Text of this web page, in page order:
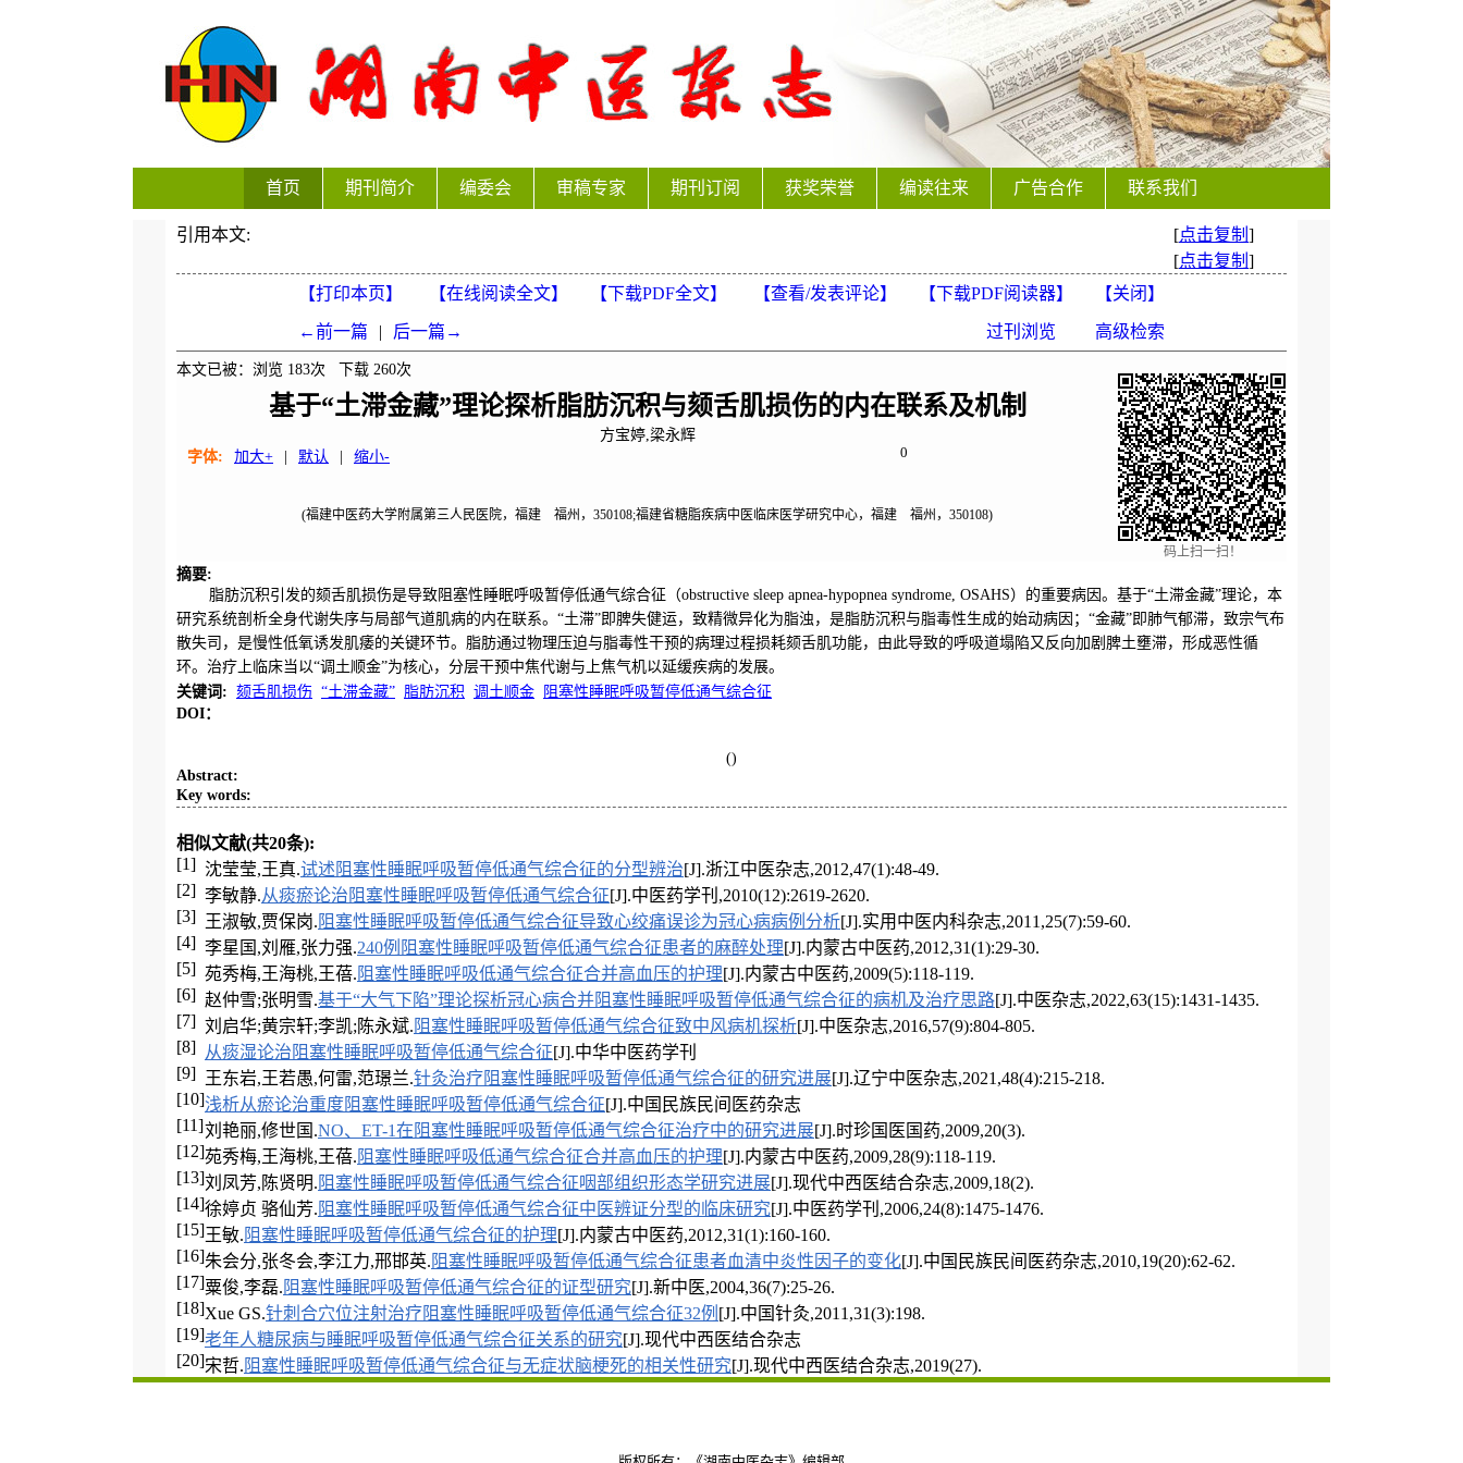
首页 期刊简介 编委会 审稿专家 期刊订阅 获奖荣誉 编读往来 广告合作 联系我们
引用本文: [点击复制 ]
[点击复制 ]
【打印本页】
【在线阅读全文】 【下载PDF全文】 【查看/发表评论】 【下载PDF阅读器】 【关闭 】
←前一篇 | 后一篇→ 过刊浏览 高级检索
本文已被：浏览 183次 下载 260次
码上扫一扫！
基于“土滞金藏”理论探析脂肪沉积与颏舌肌损伤的内在联系及机制
方宝婷,梁永辉
0
字体: 加大+ 默认 缩小-
(福建中医药大学附属第三人民医院，福建 福州，350108;福建省糖脂疾病中医临床医学研究中心，福建 福州，350108)
摘要:
脂肪沉积引发的颏舌肌损伤是导致阻塞性睡眠呼吸暂停低通气综合征（obstructive sleep apnea-hypopnea syndrome, OSAHS）的重要病因。基于“土滞金藏”理论，本
研究系统剖析全身代谢失序与局部气道肌病的内在联系。“土滞”即脾失健运，致精微异化为脂浊，是脂肪沉积与脂毒性生成的始动病因；“金藏”即肺气郁滞，致宗气布
散失司，是慢性低氧诱发肌痿的关键环节。脂肪通过物理压迫与脂毒性干预的病理过程损耗颏舌肌功能，由此导致的呼吸道塌陷又反向加剧脾土壅滞，形成恶性循
环。治疗上临床当以“调土顺金”为核心，分层干预中焦代谢与上焦气机以延缓疾病的发展。
关键词 : 颏舌肌损伤 “土滞金藏” 脂肪沉积 调土顺金
阻塞性睡眠呼吸暂停低通气综合征
DOI：
()
Abstract:
Key words:
相似文献(共20条):
[1] 沈莹莹,王真.试述阻塞性睡眠呼吸暂停低通气综合征的分型辨治[J].浙江中医杂志,2012,47(1):48-49.
[2] 李敏静.从痰瘀论治阻塞性睡眠呼吸暂停低通气综合征[J].中医药学刊,2010(12):2619-2620.
[3] 王淑敏,贾保岗. 阻塞性睡眠呼吸暂停低通气综合征导致心绞痛误诊为冠心病病例分析[J].实用中医内科杂志,2011,25(7):59-60.
[4] 李星国,刘雁,张力强.240例阻塞性睡眠呼吸暂停低通气综合征患者的麻醉处理[J].内蒙古中医药,2012,31(1):29-30.
[5] 苑秀梅,王海桃,王蓓. 阻塞性睡眠呼吸低通气综合征合并高血压的护理[J].内蒙古中医药,2009(5):118-119.
[6] 赵仲雪;张明雪.基于“大气下陷”理论探析冠心病合并阻塞性睡眠呼吸暂停低通气综合征的病机及治疗思路[J].中医杂志,2022,63(15):1431-1435.
[7] 刘启华;黄宗轩;李凯;陈永斌. 阻塞性睡眠呼吸暂停低通气综合征致中风病机探析[J].中医杂志,2016,57(9):804-805.
[8] 从痰湿论治阻塞性睡眠呼吸暂停低通气综合征[J].中华中医药学刊
[9] 王东岩,王若愚,何雷,范璟兰.针灸治疗阻塞性睡眠呼吸暂停低通气综合征的研究进展[J].辽宁中医杂志,2021,48(4):215-218.
[10]浅析从瘀论治重度阻塞性睡眠呼吸暂停低通气综合征[J].中国民族民间医药杂志
[11]刘艳丽,修世国.NO、ET-1在阻塞性睡眠呼吸暂停低通气综合征治疗中的研究进展[J].时珍国医国药,2009,20(3).
[12]苑秀梅,王海桃,王蓓. 阻塞性睡眠呼吸低通气综合征合并高血压的护理[J].内蒙古中医药,2009,28(9):118-119.
[13]刘凤芳,陈贤明. 阻塞性睡眠呼吸暂停低通气综合征咽部组织形态学研究进展[J].现代中西医结合杂志,2009,18(2).
[14]徐婷贞 骆仙芳. 阻塞性睡眠呼吸暂停低通气综合征中医辨证分型的临床研究[J].中医药学刊,2006,24(8):1475-1476.
[15]王敏. 阻塞性睡眠呼吸暂停低通气综合征的护理[J].内蒙古中医药,2012,31(1):160-160.
[16]朱会分,张冬会,李江力,邢邯英. 阻塞性睡眠呼吸暂停低通气综合征患者血清中炎性因子的变化[J].中国民族民间医药杂志,2010,19(20):62-62.
[17]粟俊,李磊. 阻塞性睡眠呼吸暂停低通气综合征的证型研究[J].新中医,2004,36(7):25-26.
[18]Xue GS.针刺合穴位注射治疗阻塞性睡眠呼吸暂停低通气综合征32例 [J].中国针灸,2011,31(3):198.
[19]老年人糖尿病与睡眠呼吸暂停低通气综合征关系的研究[J].现代中西医结合杂志
[20]宋哲. 阻塞性睡眠呼吸暂停低通气综合征与无症状脑梗死的相关性研究[J].现代中西医结合杂志,2019(27).